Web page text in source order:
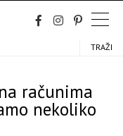
TRAŽI
računima
nekoliko